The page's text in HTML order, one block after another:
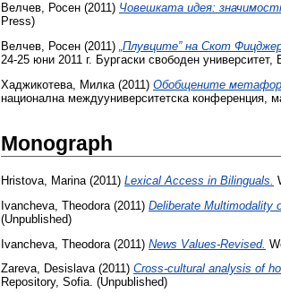
Велчев, Росен (2011) Човешката идея:
Press)
Велчев, Росен (2011) „Плувците” на Скот
24-25 юни 2011 г. Бургаски свободен
Хаджикотева, Милка (2011) Обобщените
национална междууниверситетска конференция,
Monograph
Hristova, Marina(2011) Lexical Access in Bilinguals.
Ivancheva, Theodora (2011) Deliberate Multimodality
(Unpublished)
Ivancheva, Theodora (2011) News Values-Revised.
Zareva, Desislava(2011) Cross-cultural analysis of
Repository, Sofia. (Unpublished)